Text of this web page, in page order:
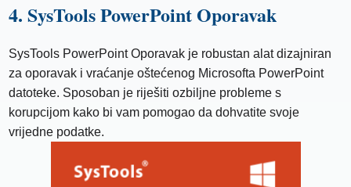
4. SysTools PowerPoint Oporavak
SysTools PowerPoint Oporavak je robustan alat dizajniran
za oporavak i vraćanje oštećenog Microsofta PowerPoint
datoteke. Sposoban je riješiti ozbiljne probleme s
korupcijom kako bi vam pomogao da dohvatite svoje
vrijedne podatke.